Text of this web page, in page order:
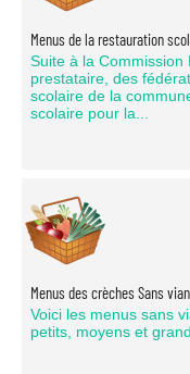
Menus de la restauration
Suite à la
prestataire, des
scolaire de la
scolaire pour la...
Menus des crèches Sans
Voici les menus sans
petits, moyens et